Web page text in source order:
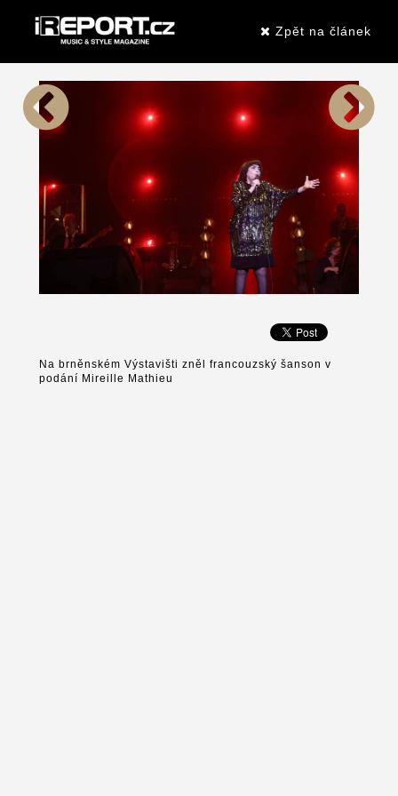
Zpět na článek
Na brněnském Výstavišti zněl francouzský šanson v
podání Mireille Mathieu